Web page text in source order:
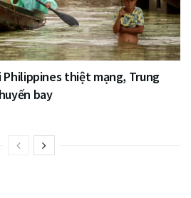
Philippines thiệt mạng, Trung
bay